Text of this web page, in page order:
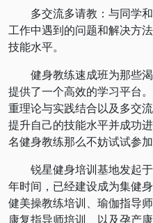
多交流多请教：与同学和
工作中遇到的问题和解决方
技能水平。
健身教练速成班为那些渴
提供了一个高效的学习平台
重理论与实践结合以及多交
提升自己的技能水平并成功
名健身教练那么不妨试试参
锐星健身培训基地发起于
年时间，已经建设成为集健
健美操教练培训、瑜伽指导
康复指导师培训、以及孕产